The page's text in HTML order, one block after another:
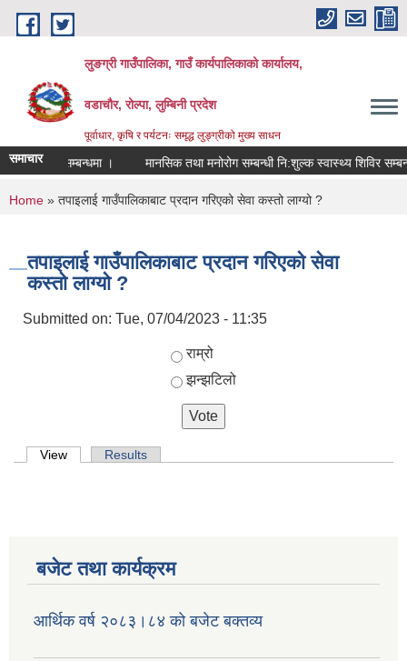
Skip to main content
लुङग्री गाउँपालिका, गाउँ कार्यपालिकाको कार्यालय,
वडाचौर, रोल्पा, लुम्बिनी प्रदेश
पूर्वाधार, कृषि र पर्यटनः समृद्ध लुङ्ग्रीको मुख्य साधन
समाचार
बन्द रहने सम्बन्धमा । मानसिक तथा मनोरोग सम्बन्धी नि:शुल्क स्वास्थ्य शिविर
You are here
Home » तपाइलाई गाउँपालिकाबाट प्रदान गरिएको सेवा कस्तो लाग्यो ?
तपाइलाई गाउँपालिकाबाट प्रदान गरिएको सेवा
कस्तो लाग्यो ?
Submitted on: Tue, 07/04/2023 - 11:35
Choices
राम्रो
झन्झटिलो
Primary tabs
View (active tab)
Results
बजेट तथा कार्यक्रम
आर्थिक वर्ष २०८३।८४ को बजेट बक्तव्य